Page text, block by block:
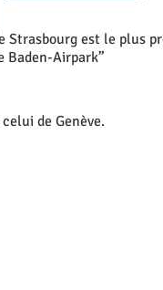
de Genève.
Strasbourg est le plus
Baden-Airpark”